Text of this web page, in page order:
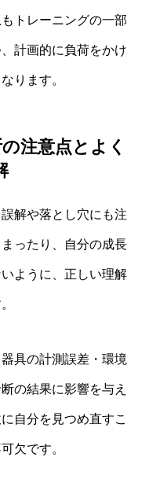
トレーニングの一部
計画的に負荷をかけ
ります。
注意点とよく
解や落とし穴にも注
ったり、自分の成長
ように、正しい理解
具の計測誤差・環境
の結果に影響を与え
自分を見つめ直すこ
欠です。